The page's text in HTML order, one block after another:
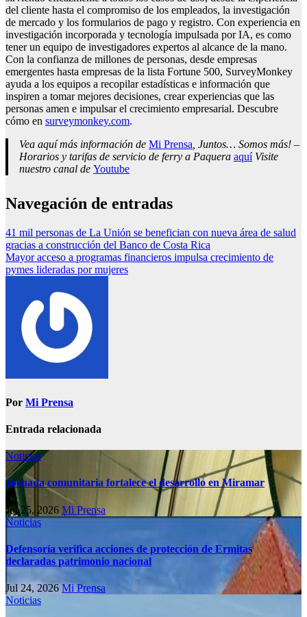
del cliente hasta el compromiso de los empleados, la investigación
de mercado y los formularios de pago y registro. Con experiencia en
investigación incorporada y tecnología impulsada por IA, es como
tener un equipo de investigadores expertos al alcance de la mano.
Con la confianza de millones de personas, desde empresas
emergentes hasta empresas de la lista Fortune 500, SurveyMonkey
ayuda a los equipos a recopilar estadísticas e información que
inspiren a tomar mejores decisiones, crear experiencias que las
personas amen e impulsar el crecimiento empresarial. Descubre
cómo en surveymonkey.com.
Vea aquí más información de Mi Prensa, Juntos… Somos más! –
Horarios y tarifas de servicio de ferry a Paquera aquíVisite
nuestro canal de Youtube
Navegación de entradas
41 mil personas de La Unión se benefician con nueva área de salud
gracias a construcción del Banco de Costa Rica
Mayor acceso a programas financieros impulsa crecimiento de
pymes lideradas por mujeres
Por Mi Prensa
Entrada relacionada
Noticias
Jornada comunitaria fortalece el desarrollo en Miramar
Jul 25, 2026 Mi Prensa
Noticias
Defensoría verifica acciones de protección de Ermitas
declaradas patrimonio nacional
Jul 24, 2026Mi Prensa
Noticias